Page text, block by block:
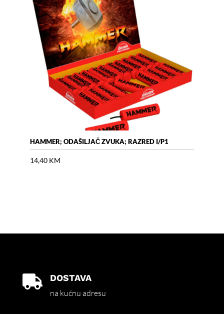
HAMMER; ODAŠILJAČ ZVUKA; RAZRED I/P1
14,40 KM
 DOSTAVA
na kućnu adresu